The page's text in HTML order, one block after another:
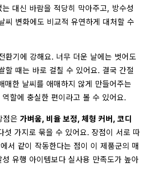
대신 바람을 적당히 막아주고, 방수성
씨 변화에도 비교적 유연하게 대처할 수
환기에 강해요. 너무 더운 날에는 벗어도
할 때는 바로 걸칠 수 있어요. 결국 간절
매한 날씨를 애매하지 않게 만들어주는
역할에 충실한 편이라고 볼 수 있어요.
점은 가벼움, 비율 보정, 체형 커버, 코디
섯 가지로 묶을 수 있어요. 장점이 서로 따
서 같이 작동한다는 점이 이 제품군의 매
유행 아이템보다 실사용 만족도가 높아